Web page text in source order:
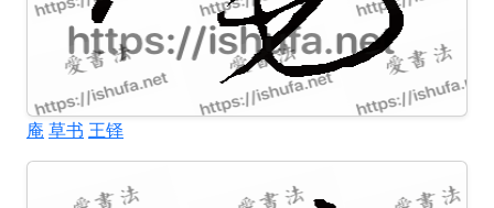
庵 草书 王铎